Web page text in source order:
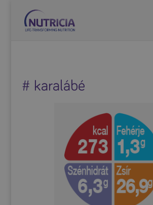
# karalábé